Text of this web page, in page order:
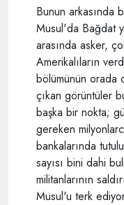
Bunun arkasında
Musul'da Bağdat
arasında asker,
Amerikalıların
bölümünün orada
çıkan görüntüler
başka bir nokta;
gereken
bankalarında
sayısı bini dahi
militanlarının
Musul'u terk